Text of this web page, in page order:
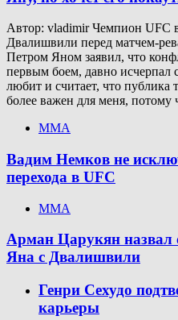
Автор: vladimir Чемпион UFC
Двалишвили перед матчем-
Петром Яном заявил, что
первым боем, давно исчерпал
любит и считает, что публика
более важен для меня,
ММА
Вадим Немков не
перехода в UFC
ММА
Арман Царукян назвал
Яна с Двалишвили
Генри Сехудо
карьеры